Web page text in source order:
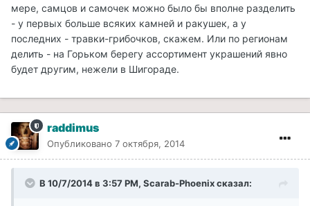
мере, самцов и самочек можно было бы вполне разделить
- у первых больше всяких камней и ракушек, а у
последних - травки-грибочков, скажем. Или по регионам
делить - на Горьком берегу ассортимент украшений явно
будет другим, нежели в Шигораде.
raddimus
Опубликовано 7 октября, 2014
В 10/7/2014 в 3:57 PM, Scarab-Phoenix сказал: